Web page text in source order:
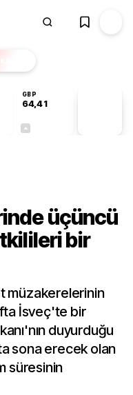
GBP
64,41
üçüncü
bir
müzakerelerinin
İsveç'te bir
duyurduğu
sona erecek olan
süresinin